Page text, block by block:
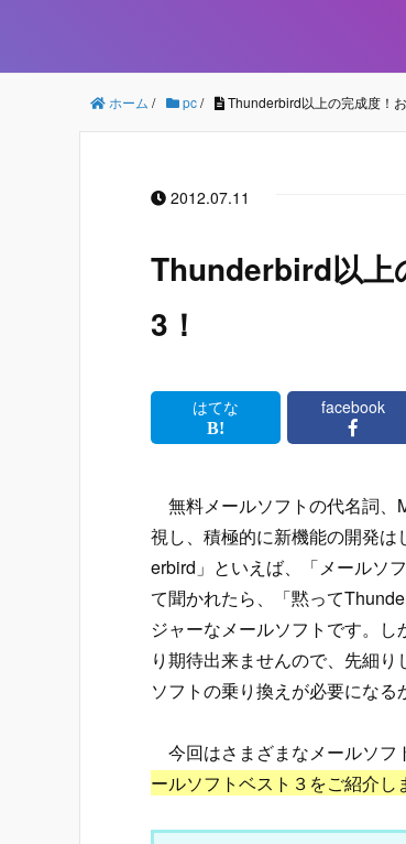
ホーム / pc/ Thunderbird以上の完成度！
2012.07.11
Thunderbird以上
3！
はてな facebook
無料メールソフトの代名詞、
視し、積極的に新機能の開発
erbird」といえば、「メールソ
て聞かれたら、「黙って
ジャーなメールソフトです。
り期待出来ませんので、先細
ソフトの乗り換えが必要になる
今回はさまざまなメールソフ
ールソフトベスト３をご紹介し